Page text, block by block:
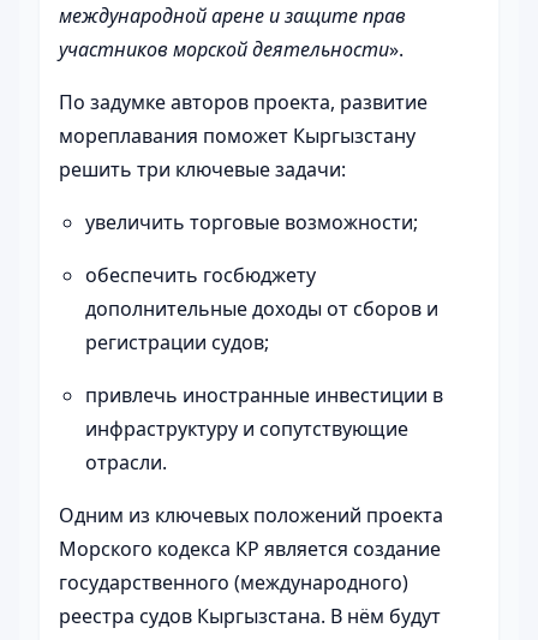
международной арене и защите прав
участников морской деятельности».
По задумке авторов проекта, развитие
мореплавания поможет Кыргызстану
решить три ключевые задачи:
увеличить торговые возможности;
обеспечить госбюджету
дополнительные доходы от сборов и
регистрации судов;
привлечь иностранные инвестиции в
инфраструктуру и сопутствующие
отрасли.
Одним из ключевых положений проекта
Морского кодекса КР является создание
государственного (международного)
реестра судов Кыргызстана. В нём будут